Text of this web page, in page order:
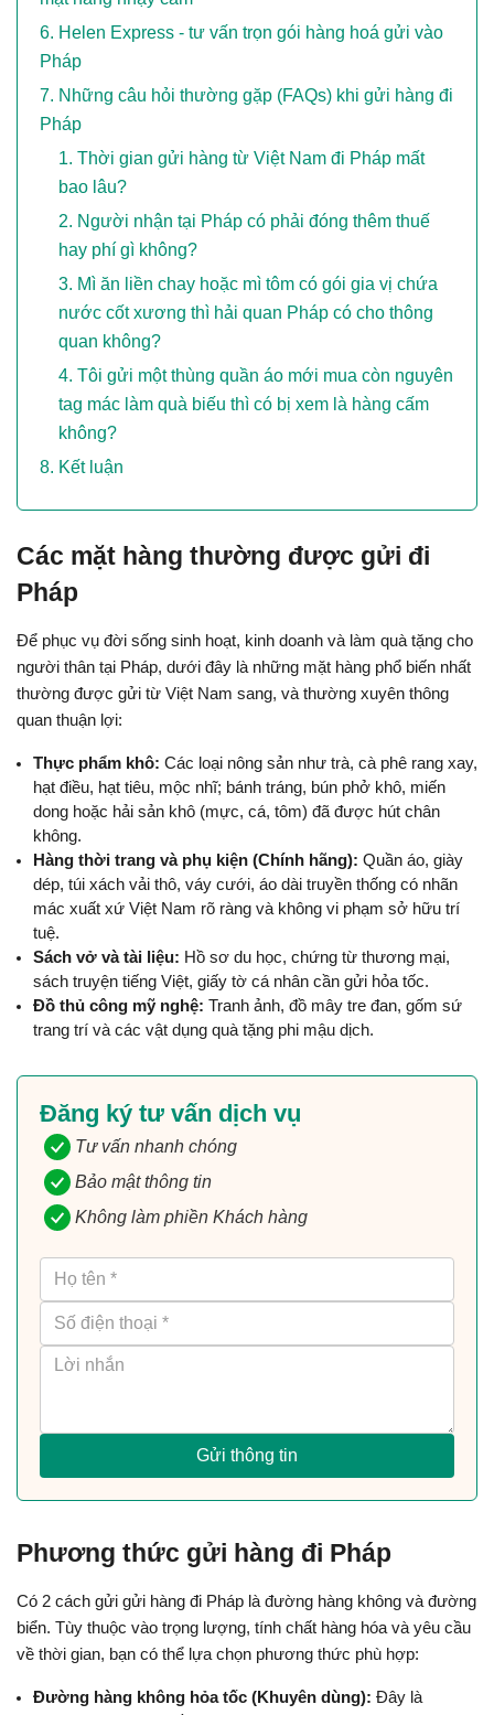
Helen Express - tư vấn trọn gói hàng hoá gửi vào
Pháp
Những câu hỏi thường gặp (FAQs) khi gửi hàng đi
Pháp
Thời gian gửi hàng từ Việt Nam đi Pháp mất
bao lâu?
Người nhận tại Pháp có phải đóng thêm thuế
hay phí gì không?
Mì ăn liền chay hoặc mì tôm có gói gia vị chứa
nước cốt xương thì hải quan Pháp có cho thông
quan không?
Tôi gửi một thùng quần áo mới mua còn nguyên
tag mác làm quà biếu thì có bị xem là hàng cấm
không?
Kết luận
Các mặt hàng thường được gửi đi
Pháp
Để phục vụ đời sống sinh hoạt, kinh doanh và làm quà tặng cho
người thân tại Pháp, dưới đây là những mặt hàng phổ biến nhất
thường được gửi từ Việt Nam sang, và thường xuyên thông
quan thuận lợi:
Thực phẩm khô: Các loại nông sản như trà, cà phê rang xay,
hạt điều, hạt tiêu, mộc nhĩ; bánh tráng, bún phở khô, miến
dong hoặc hải sản khô (mực, cá, tôm) đã được hút chân
không.
Hàng thời trang và phụ kiện (Chính hãng): Quần áo, giày
dép, túi xách vải thô, váy cưới, áo dài truyền thống có nhãn
mác xuất xứ Việt Nam rõ ràng và không vi phạm sở hữu trí
tuệ.
Sách vở và tài liệu: Hồ sơ du học, chứng từ thương mại,
sách truyện tiếng Việt, giấy tờ cá nhân cần gửi hỏa tốc.
Đồ thủ công mỹ nghệ: Tranh ảnh, đồ mây tre đan, gốm sứ
trang trí và các vật dụng quà tặng phi mậu dịch.
Đăng ký tư vấn dịch vụ
Tư vấn nhanh chóng
Bảo mật thông tin
Không làm phiền Khách hàng
Gửi thông tin
Phương thức gửi hàng đi Pháp
Có 2 cách gửi gửi hàng đi Pháp là đường hàng không và đường
biển. Tùy thuộc vào trọng lượng, tính chất hàng hóa và yêu cầu
về thời gian, bạn có thể lựa chọn phương thức phù hợp:
Đường hàng không hỏa tốc (Khuyên dùng): Đây là